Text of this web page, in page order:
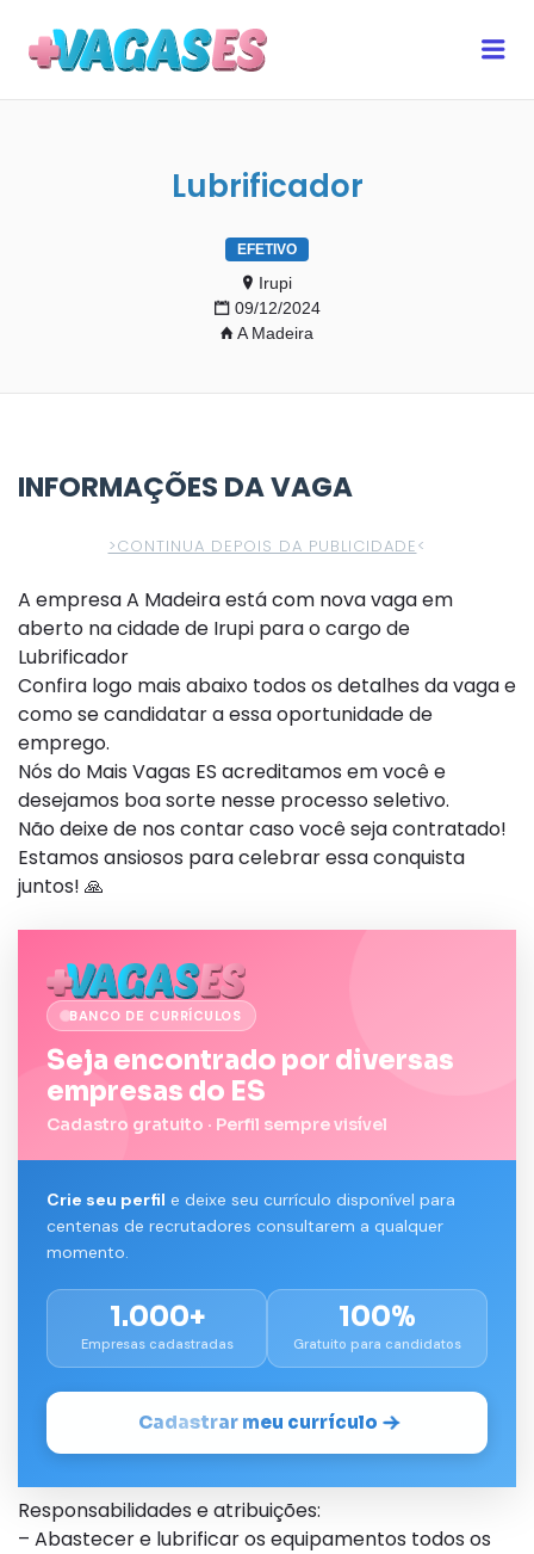
Lubrificador
EFETIVO
Irupi
09/12/2024
A Madeira
INFORMAÇÕES DA VAGA
>CONTINUA DEPOIS DA PUBLICIDADE<
A empresa A Madeira está com nova vaga em
aberto na cidade de Irupi para o cargo de
Lubrificador
Confira logo mais abaixo todos os detalhes da vaga e
como se candidatar a essa oportunidade de
emprego.
Nós do Mais Vagas ES acreditamos em você e
desejamos boa sorte nesse processo seletivo.
Não deixe de nos contar caso você seja contratado!
Estamos ansiosos para celebrar essa conquista
juntos! 🙏
BANCO DE CURRÍCULOS
Seja encontrado por diversas
empresas do ES
Cadastro gratuito · Perfil sempre visível
Crie seu perfil e deixe seu currículo disponível para
centenas de recrutadores consultarem a qualquer
momento.
1.000+
Empresas cadastradas
100%
Gratuito para candidatos
Cadastrar meu currículo
Responsabilidades e atribuições:
– Abastecer e lubrificar os equipamentos todos os